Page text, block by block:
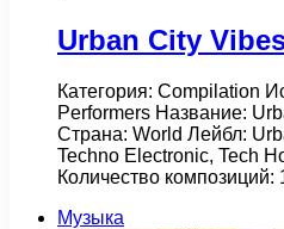
Urban City
Категория: Compilation
Performers Название:
Страна: World Лейбл:
Techno Electronic, Tech
Количество
Музыка